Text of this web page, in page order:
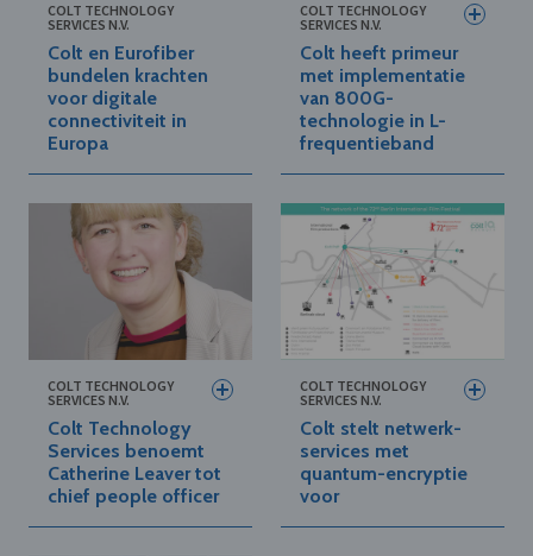
COLT TECHNOLOGY
SERVICES N.V.
Colt en Eurofiber
bundelen krachten
voor digitale
connectiviteit in
Europa
COLT TECHNOLOGY
SERVICES N.V.
Colt heeft primeur
met implementatie
van 800G-
technologie in L-
frequentieband
COLT TECHNOLOGY
SERVICES N.V.
Colt Technology
Services benoemt
Catherine Leaver tot
chief people officer
COLT TECHNOLOGY
SERVICES N.V.
Colt stelt netwerk-
services met
quantum-encryptie
voor